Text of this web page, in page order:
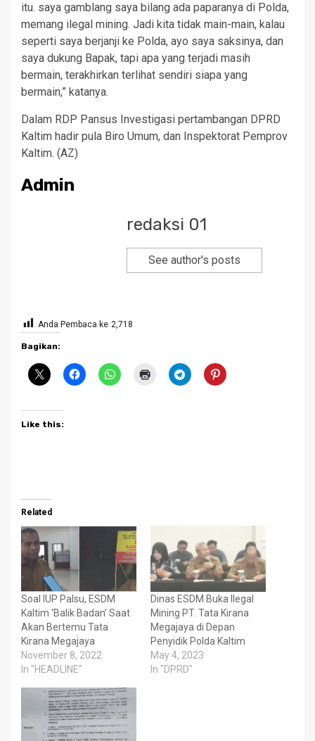
itu. saya gamblang saya bilang ada paparanya di Polda,
memang ilegal mining. Jadi kita tidak main-main, kalau
seperti saya berjanji ke Polda, ayo saya saksinya, dan
saya dukung Bapak, tapi apa yang terjadi masih
bermain, terakhirkan terlihat sendiri siapa yang
bermain,” katanya.
Dalam RDP Pansus Investigasi pertambangan DPRD
Kaltim hadir pula Biro Umum, dan Inspektorat Pemprov
Kaltim. (AZ)
Admin
redaksi 01
See author's posts
Anda Pembaca ke 2,718
Bagikan:
Like this:
Related
Soal IUP Palsu, ESDM
Kaltim ‘Balik Badan’ Saat
Akan Bertemu Tata
Kirana Megajaya
November 8, 2022
In "HEADLINE"
Dinas ESDM Buka Ilegal
Mining PT. Tata Kirana
Megajaya di Depan
Penyidik Polda Kaltim
May 4, 2023
In "DPRD"